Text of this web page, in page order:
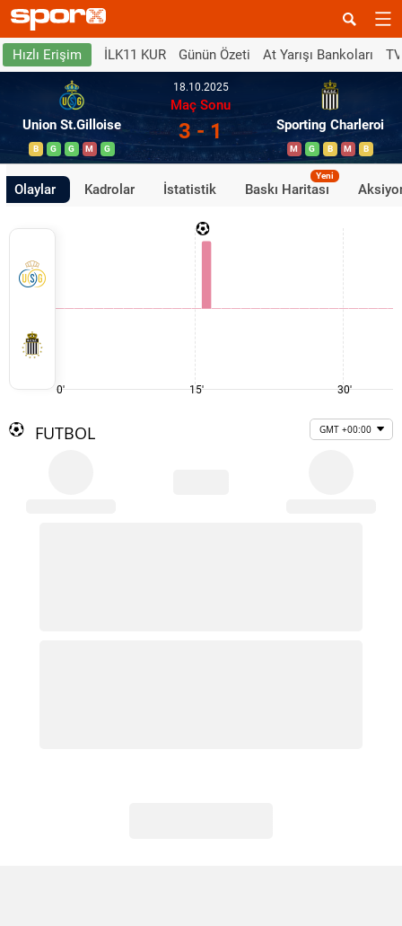
Hızlı Erişim İLK11 KUR Günün Özeti At Yarışı Bankoları
Union St.Gilloise
B G G M G
18.10.2025
Maç Sonu
3 - 1 Sporting Charleroi
M G B M B
Olaylar Kadrolar İstatistik Baskı Haritası
Yeni
0' 15' 30'
FUTBOL GMT +00:00